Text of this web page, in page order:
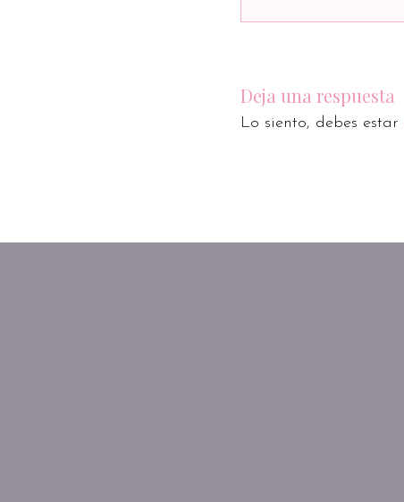
Deja una respuesta
Lo siento, debes estar